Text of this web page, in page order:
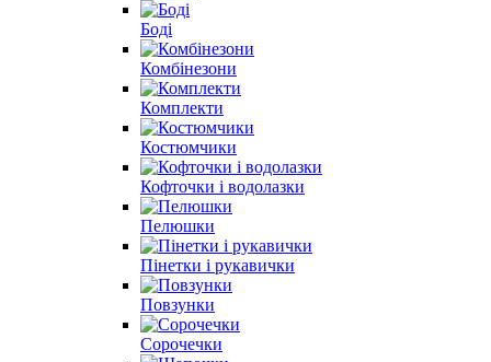
Боді
Комбінезони
Комплекти
Костюмчики
Кофточки і водолазки
Пелюшки
Пінетки і рукавички
Повзунки
Сорочечки